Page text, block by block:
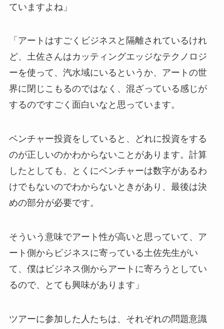
ていますよね」
「アートはすごくビジネスと隔離されているけれ
ど、土佐さんはカッティングエッジなテクノロジ
ーを使って、汽水域にいるというか、アートの世
界に閉じこもるのではなく、混ざっている感じが
するのですごく面白いなと思っています。
ベンチャー投資をしていると、どれに投資をする
のが正しいのかわからないことがあります。計算
したとしても、とくにベンチャーは数字があるわ
けでもないのでわからないときがあり、最後は決
めの部分が必要です。
そういう意味でアート性が高いと思っていて、ア
ート側からビジネスに寄っている土佐先生がい
て、僕はビジネス側からアートに寄ろうとしてい
るので、とても興味があります」
ツアーに参加した人たちは、それぞれの問題意識